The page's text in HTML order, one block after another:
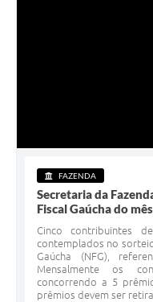
FAZENDA
Secretaria da
Fiscal Gaúcha do
Cinco contribuintes
contemplados no
Gaúcha (NFG),
Mensalmente os
concorrendo a 5
prêmios devem ser